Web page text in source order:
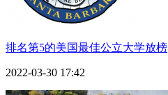
排名第5的美国最佳公立大学放榜
2022-03-30 17:42